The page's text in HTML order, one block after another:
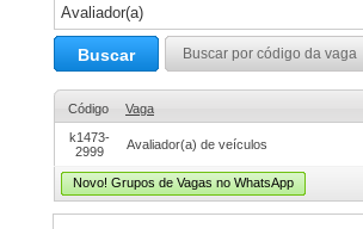
Buscar Buscar por código da vaga
Código Vaga
k1473-
2999
Avaliador(a) de veículos
Novo! Grupos de Vagas no WhatsApp